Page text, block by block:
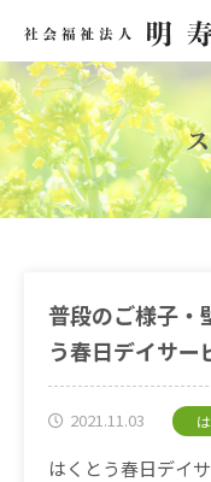
普段のご様子
う春日デイサー
2021.11.03
はくとう春日デイ